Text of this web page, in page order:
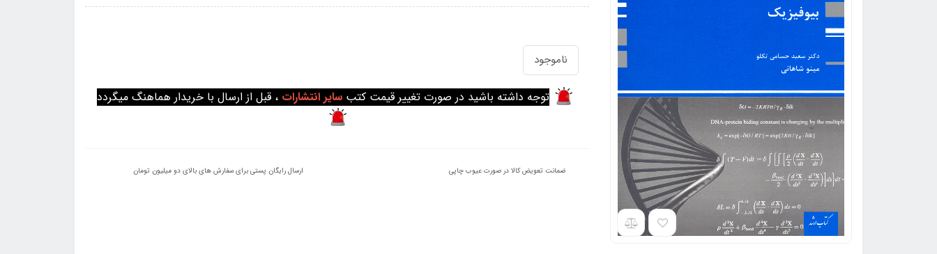
ناموجود
توجه داشته باشید در صورت تغییر قیمت کتب سایر انتشارات ، قبل از ارسال با خریدار هماهنگ میگردد
ضمانت تعویض کالا در صورت عیوب چاپی ارسال رایگان پستی برای سفارش های بالای دو میلیون تومان